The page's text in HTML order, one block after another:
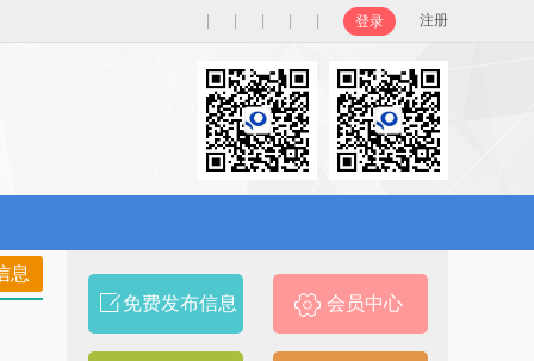
登录 注册
息
免费发布信息 会员中心